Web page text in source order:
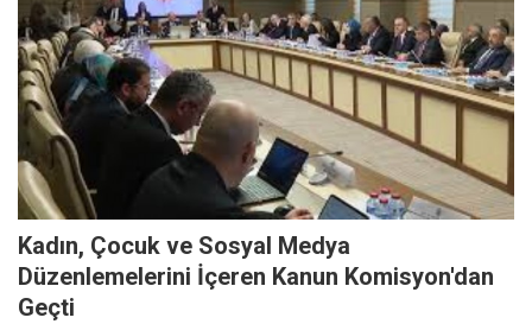
Kadın, Çocuk ve Sosyal Medya
Düzenlemelerini İçeren Kanun Komisyon'dan
Geçti